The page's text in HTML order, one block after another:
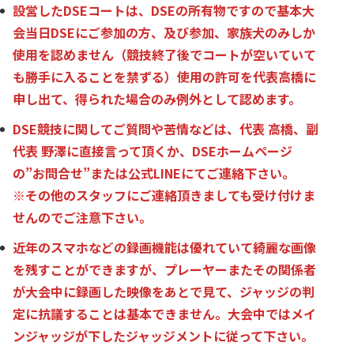
設営したDSEコートは、DSEの所有物ですので基本大
会当日DSEにご参加の方、及び参加、家族犬のみしか
使用を認めません（競技終了後でコートが空いていて
も勝手に入ることを禁ずる）使用の許可を代表高橋に
申し出て、得られた場合のみ例外として認めます。
DSE競技に関してご質問や苦情などは、代表 高橋、副
代表 野澤に直接言って頂くか、DSEホームページ
の”お問合せ”または公式LINEにてご連絡下さい。
※その他のスタッフにご連絡頂きましても受け付けま
せんのでご注意下さい。
近年のスマホなどの録画機能は優れていて綺麗な画像
を残すことができますが、プレーヤーまたその関係者
が大会中に録画した映像をあとで見て、ジャッジの判
定に抗議することは基本できません。大会中ではメイ
ンジャッジが下したジャッジメントに従って下さい。